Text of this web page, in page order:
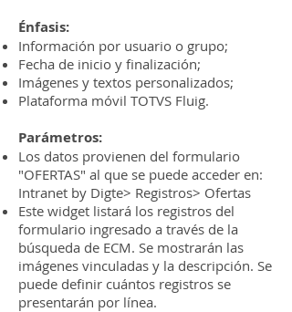
Énfasis:
Información por usuario o grupo;
Fecha de inicio y finalización;
Imágenes y textos personalizados;
Plataforma móvil TOTVS Fluig.
Parámetros:
Los datos provienen del formulario
"OFERTAS" al que se puede acceder en:
Intranet by Digte> Registros> Ofertas
Este widget listará los registros del
formulario ingresado a través de la
búsqueda de ECM. Se mostrarán las
imágenes vinculadas y la descripción. Se
puede definir cuántos registros se
presentarán por línea.